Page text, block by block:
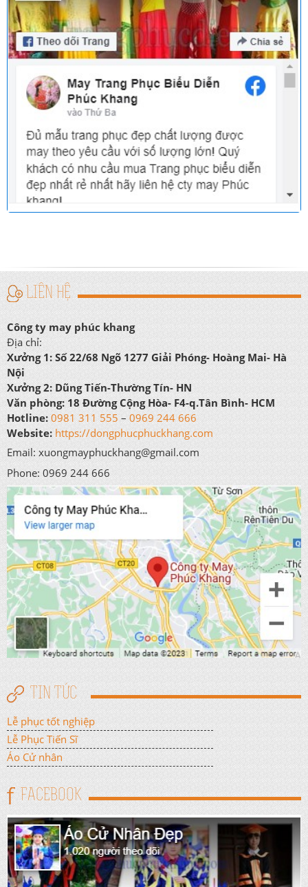
LIÊN HỆ
Công ty may phúc khang
Địa chỉ:
Xưởng 1: Số 22/68 Ngõ 1277 Giải Phóng- Hoàng Mai- Hà
Nội
Xưởng 2: Dũng Tiến-Thường Tín- HN
Văn phòng: 18 Đường Cộng Hòa- F4-q.Tân Bình- HCM
Hotline: 0981 311 555 – 0969 244 666
Website: https://dongphucphuckhang.com
Email: xuongmayphuckhang@gmail.com
Phone: 0969 244 666
TIN TỨC
Lễ phục tốt nghiệp
Lễ Phục Tiến Sĩ
Áo Cử nhân
FACEBOOK